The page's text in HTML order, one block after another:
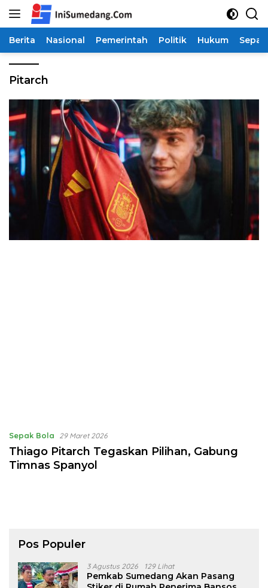
Langsung
Berita Nasional Pemerintah Politik Hukum
Pitarch
Sepak Bola 29 Maret 2026
Thiago Pitarch Tegaskan Pilihan, Gabung
Timnas Spanyol
Pos Populer
3 Agustus 2026 129 Lihat
Pemkab Sumedang Akan Pasang